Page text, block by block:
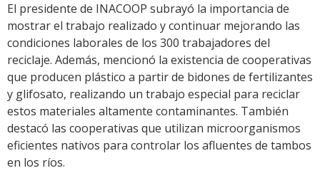
El presidente de INACOOP subrayó la importancia de
mostrar el trabajo realizado y continuar mejorando las
condiciones laborales de los 300 trabajadores del
reciclaje. Además, mencionó la existencia de cooperativas
que producen plástico a partir de bidones de fertilizantes
y glifosato, realizando un trabajo especial para reciclar
estos materiales altamente contaminantes. También
destacó las cooperativas que utilizan microorganismos
eficientes nativos para controlar los afluentes de tambos
en los ríos.